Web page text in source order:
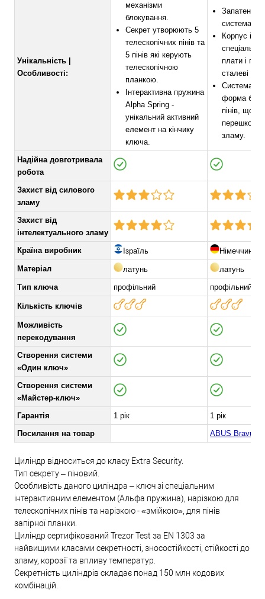
Унікальність |
Особливості:
механізми
блокування.
Секрет утворюють 5
телескопічних пінів та
5 пінів які керують
телескопічною
планкою.
Інтерактивна пружина
Alpha Spring -
унікальний активний
елемент на кінчику
ключа.
система
Корпус і
спеціальні
плати і
сталеві
Система
форма
пінів, що
зламу.
Надійна довготривала
робота
Захист від силового
зламу
Захист від
інтелектуального зламу
Країна виробник
Ізраїль
Німеччина
Матеріал
латунь
латунь
Тип ключа
профільний профільний
Кількість ключів
Можливість
перекодування
Створення системи
«Один ключ»
Створення системи
«Майстер-ключ»
Гарантія
1 рік
1 рік
Посилання на товар
ABUS Bravus
Циліндр відноситься до класу Extra Security.
Тип секрету – піновий.
Особливість даного циліндра – ключ зі спеціальним
інтерактивним елементом (Альфа пружина), нарізкою для
телескопічних пінів та нарізкою - «змійкою», для пінів
запірної планки.
Циліндр сертифікований Trezor Test за EN 1303 за
найвищими класами секретності, зносостійкості, стійкості до
зламу, корозії та впливу температур.
Секретність циліндрів складає понад 150 млн кодових
комбінацій.